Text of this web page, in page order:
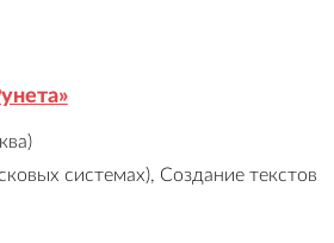
системах), Создание текстов